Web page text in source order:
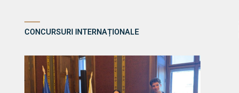
CONCURSURI INTERNAȚIONALE